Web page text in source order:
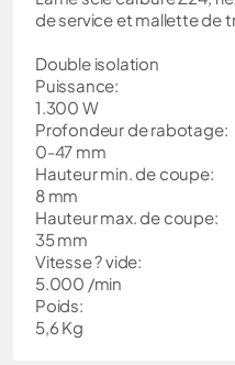
de service et mallette de
Double isolation
Puissance:
1.300 W
Profondeur de rabotage:
0-47 mm
Hauteur min. de coupe:
8 mm
Hauteur max. de coupe:
35 mm
Vitesse ? vide:
5.000 /min
Poids:
5,6 Kg